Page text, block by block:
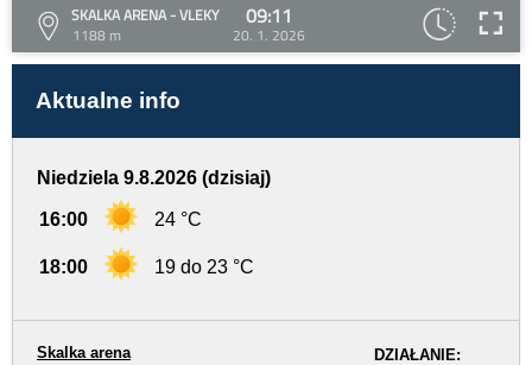
SKALKA ARENA - VLEKY
1188 m
09:11
20. 1. 2026
Aktualne info
Niedziela 9.8.2026 (dzisiaj)
16:00 24 °C
18:00 19 do 23 °C
DZIAŁANIE:
Skalka arena